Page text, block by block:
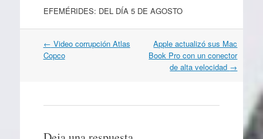
EFEMÉRIDES: DEL DÍA 5 DE AGOSTO
Navegación
por
← Video corrupción Atlas
Copco
Apple actualizó sus Mac
Book Pro con un conector
de alta velocidad →